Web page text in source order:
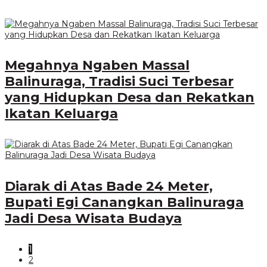
Megahnya Ngaben Massal
Balinuraga, Tradisi Suci Terbesar
yang Hidupkan Desa dan Rekatkan
Ikatan Keluarga
Diarak di Atas Bade 24 Meter,
Bupati Egi Canangkan Balinuraga
Jadi Desa Wisata Budaya
1
2